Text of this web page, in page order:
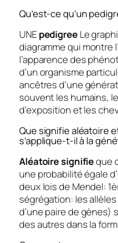
Qu’est-ce qu’un
UNEpedigreeLe
diagramme qui montre
l’apparence des
d’un organisme
ancêtres d’une
souvent les humains,
d’exposition et les
Que signifie aléatoire
s’applique-t-il à la
Aléatoire signifieque
une probabilité égale
deux lois de Mendel:
ségrégation: les
d’une paire de gènes)
des autres dans la